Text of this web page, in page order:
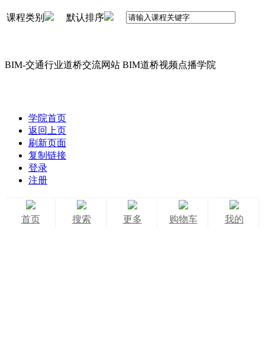
课程类别 默认排序
BIM-交通行业道桥交流网站 BIM道桥视频点播学院
学院首页
返回上页
刷新页面
复制链接
登录
注册
首页 搜索 更多 购物车 我的